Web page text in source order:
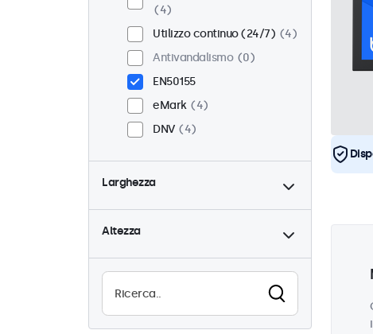
4
Utilizzo continuo (24/7)
4
Antivandalismo
0
EN50155
eMark
4
DNV
4
Larghezza
Altezza